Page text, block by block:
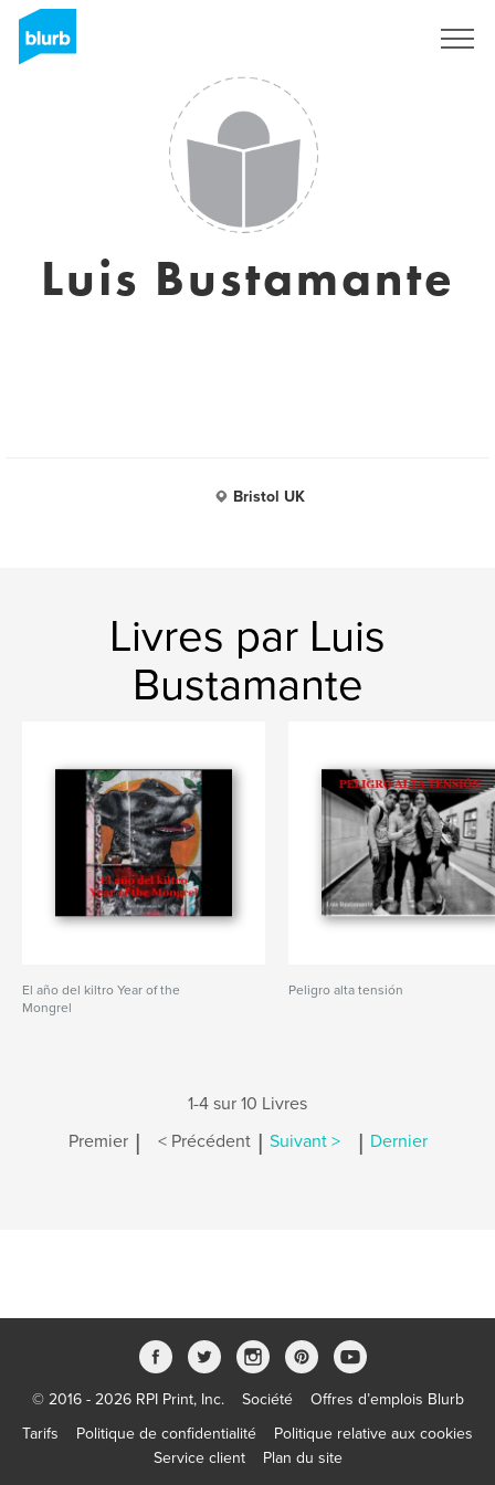
Luis Bustamante
Bristol UK
Livres par Luis
Bustamante
El año del kiltro Year of the
Mongrel
Peligro alta tensión
1-4 sur 10 Livres
Premier | < Précédent | Suivant > | Dernier
© 2016 - 2026 RPI Print, Inc. Société
Offres d’emplois Blurb
Tarifs
Politique de confidentialité
Politique relative aux cookies
Service client
Plan du site